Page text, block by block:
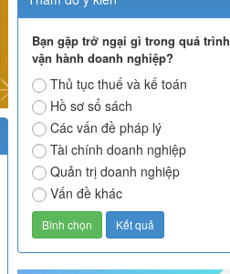
Bạn gặp trở ngại gì trong quá trình
vận hành doanh nghiệp?
Thủ tục thuế và kế toán
Hồ sơ sổ sách
Các vấn đề pháp lý
Tài chính doanh nghiệp
Quản trị doanh nghiệp
Vấn đề khác